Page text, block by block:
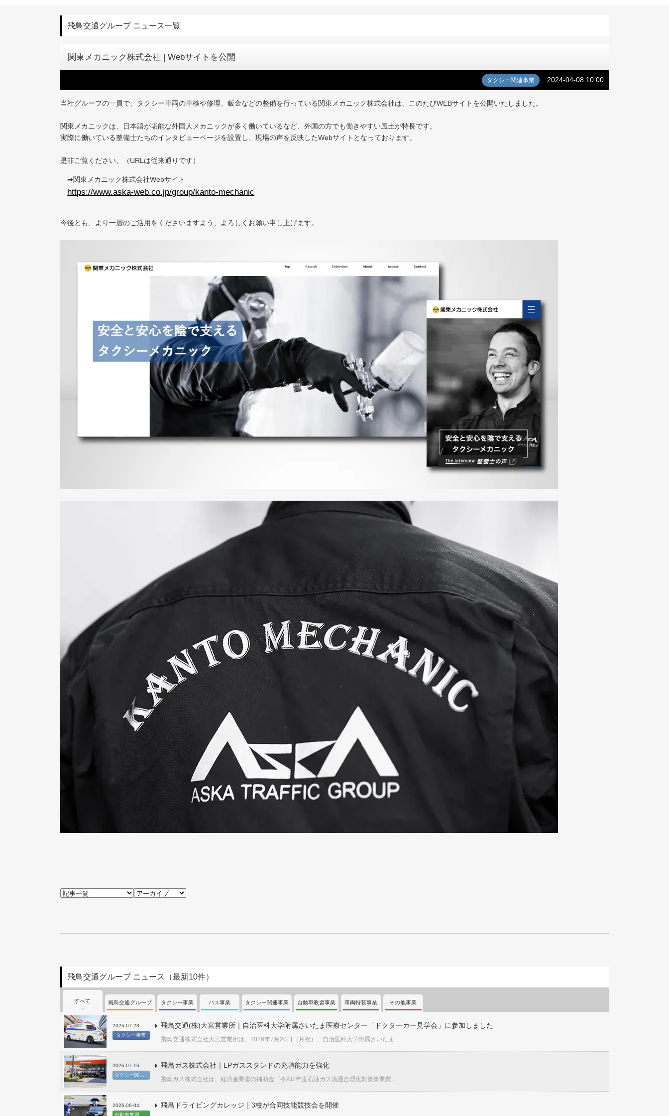
飛鳥交通グループ ニュース一覧
関東メカニック株式会社 | Webサイトを公開
タクシー関連事業 2024-04-08 10:00
当社グループの一員で、タクシー車両の車検や修理、鈑金などの整備を行っている関東メカニック株式会社は、このたびWEBサイトを公開いたしました。
関東メカニックは、日本語が堪能な外国人メカニックが多く働いているなど、外国の方でも働きやすい風土が特長です。
実際に働いている整備士たちのインタビューページを設置し、現場の声を反映したWebサイトとなっております。
是非ご覧ください。（URLは従来通りです）
➡関東メカニック株式会社Webサイト
https://www.aska-web.co.jp/group/kanto-mechanic
今後とも、より一層のご活用をくださいますよう、よろしくお願い申し上げます。
飛鳥交通グループ ニュース（最新10件）
すべて 飛鳥交通グループ タクシー事業 バス事業 タクシー関連事業 自動車教習事業 車両特装事業 その他事業
2026-07-23
タクシー事業
飛鳥交通(株)大宮営業所｜自治医科大学附属さいたま医療センター「ドクターカー見学会」に参加しました
飛鳥交通株式会社大宮営業所は、2026年7月20日（月祝）、自治医科大学附属さいたま...
2026-07-16
タクシー関連事業
飛鳥ガス株式会社｜LPガススタンドの充填能力を強化
飛鳥ガス株式会社は、経済産業省の補助金「令和7年度石油ガス流通合理化対策事業費...
2026-06-04
飛鳥ドライビングカレッジ｜3校が合同技能競技会を開催